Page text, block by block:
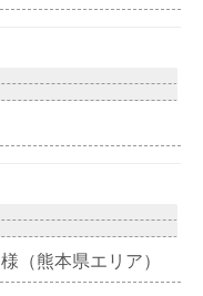
（熊本県エリア）